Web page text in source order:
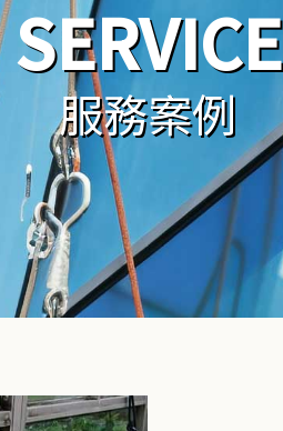
SERVICE
服務案例